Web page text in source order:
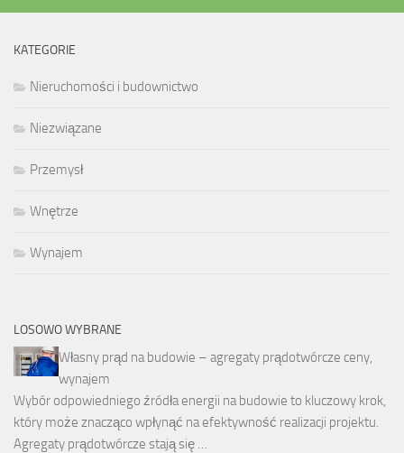
KATEGORIE
Nieruchomości i budownictwo
Niezwiązane
Przemysł
Wnętrze
Wynajem
LOSOWO WYBRANE
Własny prąd na budowie – agregaty prądotwórcze ceny,
wynajem
Wybór odpowiedniego źródła energii na budowie to kluczowy krok,
który może znacząco wpłynąć na efektywność realizacji projektu.
Agregaty prądotwórcze stają się …